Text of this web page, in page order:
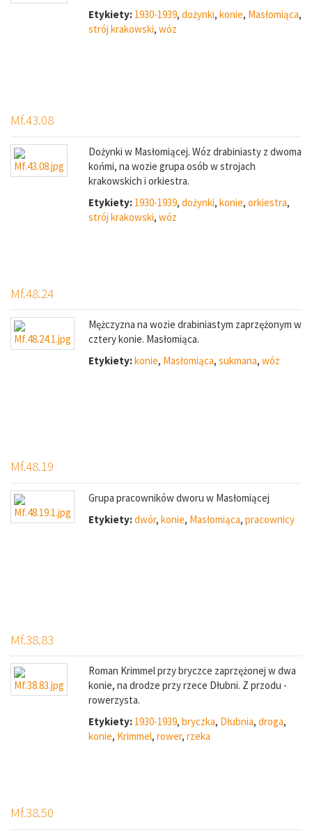
Etykiety: 1930-1939, dożynki, konie, Masłomiąca,
strój krakowski, wóz
Mf.43.08
Dożynki w Masłomiącej. Wóz drabiniasty z dwoma
końmi, na wozie grupa osób w strojach
krakowskich i orkiestra.
Etykiety: 1930-1939, dożynki, konie, orkiestra,
strój krakowski, wóz
Mf.48.24
Mężczyzna na wozie drabiniastym zaprzężonym w
cztery konie. Masłomiąca.
Etykiety:konie, Masłomiąca, sukmana, wóz
Mf.48.19
Grupa pracowników dworu w Masłomiącej
Etykiety:dwór, konie, Masłomiąca, pracownicy
Mf.38.83
Roman Krimmel przy bryczce zaprzężonej w dwa
konie, na drodze przy rzece Dłubni. Z przodu -
rowerzysta.
Etykiety: 1930-1939, bryczka, Dłubnia, droga,
konie, Krimmel, rower, rzeka
Mf.38.50